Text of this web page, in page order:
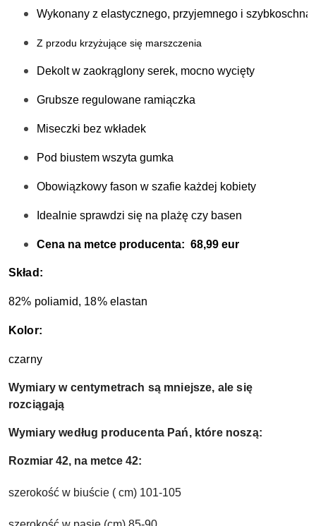
Wykonany z elastycznego, przyjemnego i
Z przodu krzyżujące się marszczenia
Dekolt w zaokrąglony serek, mocno wycięty
Grubsze regulowane ramiączka
Miseczki bez wkładek
Pod biustem wszyta gumka
Obowiązkowy fason w szafie każdej kobiety
Idealnie sprawdzi się na plażę czy basen
Cena na metce producenta:  68,99 eur
Skład:
82% poliamid, 18% elastan
Kolor:
czarny
Wymiary w centymetrach są mniejsze, ale się
rozciągają
Wymiary według producenta Pań, które noszą:
Rozmiar 42, na metce 42:
szerokość w biuście ( cm) 101-105